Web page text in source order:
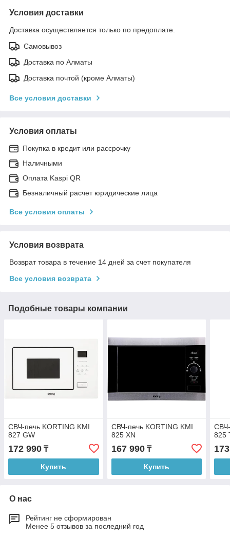
Условия доставки
Доставка осуществляется только по предоплате.
Самовывоз
Доставка по Алматы
Доставка почтой (кроме Алматы)
Все условия доставки
Условия оплаты
Покупка в кредит или рассрочку
Наличными
Оплата Kaspi QR
Безналичный расчет юридические лица
Все условия оплаты
Условия возврата
Возврат товара в течение 14 дней за счет покупателя
Все условия возврата
Подобные товары компании
СВЧ-печь KORTING KMI
827 GW
172 990 ₸
Купить
СВЧ-печь KORTING KMI
825 XN
167 990₸
Купить
825
О нас
Рейтинг не сформирован
Менее 5 отзывов за последний год